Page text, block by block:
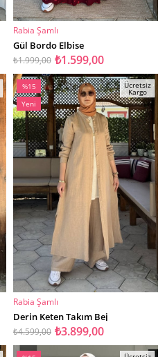
SEPETE EKLE
Rabia Şamlı
Gül Bordo Elbise
₺1.599,00
₺1.999,00
SEPETE EKLE
%15
İndirim
%15İndirim
Yeni
Ürün
Ücretsiz
Kargo
Rabia Şamlı
Derin Keten Takım Bej
₺3.899,00
₺4.599,00